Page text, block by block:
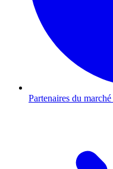
Partenaires du marché